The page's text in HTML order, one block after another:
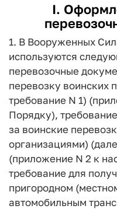
I.
1. В Вооруженных
используются
перевозочные
перевозку воинских
требование N 1)
Порядку),
за воинские
организациями)
(приложение N 2 к
требование для
пригородном
автомобильным